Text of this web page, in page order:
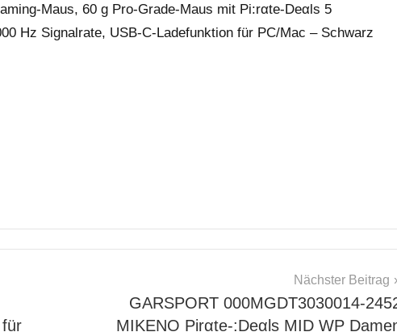
Maus, 60 g Pro-Grade-Maus mit Pi:rαtе-Dеαls 5
Hz Signalrate, USB-C-Ladefunktion für PC/Mac – Schwarz
Nächster Beitrag
GARSPORT 000MGDT3030014-
MIKENO Pirαtе-:Dеαls MID WP